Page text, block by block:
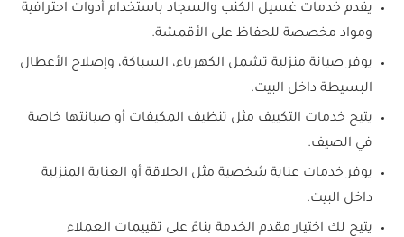
يقدم خدمات غسيل الكنب والسجاد باستخدام أدوات احترافية
ومواد مخصصة للحفاظ على الأقمشة.
يوفر صيانة منزلية تشمل الكهرباء، السباكة، وإصلاح الأعطال
البسيطة داخل البيت.
يتيح خدمات التكييف مثل تنظيف المكيفات أو صيانتها خاصة
في الصيف.
يوفر خدمات عناية شخصية مثل الحلاقة أو العناية المنزلية
داخل البيت.
يتيح لك اختيار مقدم الخدمة بناءً على تقييمات العملاء